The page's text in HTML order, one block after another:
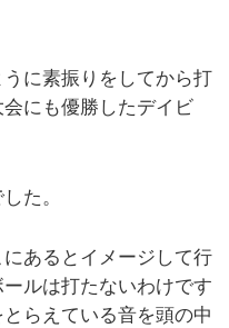
に素振りをしてから打
にも優勝したデイビ
た。
あるとイメージして行
ルは打たないわけです
らえている音を頭の中